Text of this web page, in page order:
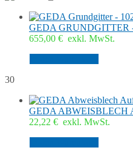
GEDA GRUNDGITTER
655,00 € exkl. MwSt.
30
GEDA ABWEISBLECH
22,22 € exkl. MwSt.